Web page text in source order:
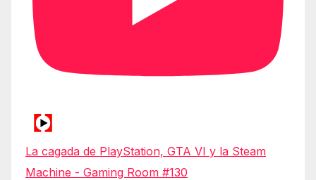
La cagada de PlayStation, GTA VI y la Steam
Machine - Gaming Room #130